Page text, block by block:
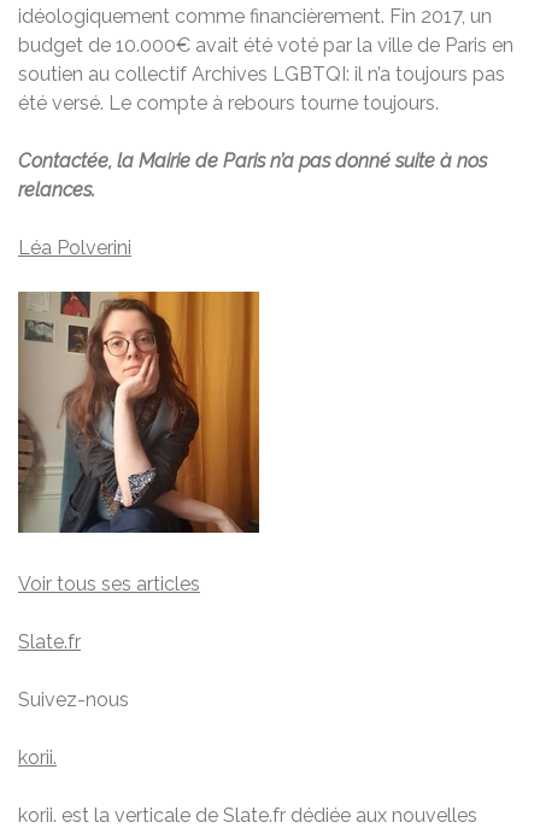
idéologiquement comme financièrement. Fin 2017, un
budget de 10.000€ avait été voté par la ville de Paris en
soutien au collectif Archives LGBTQI: il n’a toujours pas
été versé. Le compte à rebours tourne toujours.
Contactée, la Mairie de Paris n’a pas donné suite à nos
relances.
Léa Polverini
Voir tous ses articles
Slate.fr
Suivez-nous
korii.
korii. est la verticale de Slate.fr dédiée aux nouvelles